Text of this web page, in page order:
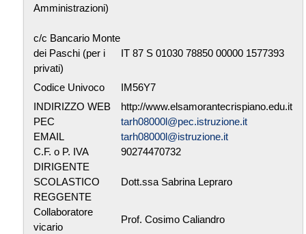
Amministrazioni)
c/c Bancario Monte
dei Paschi (per i
privati)
IT 87 S 01030 78850 00000 1577393
Codice Univoco
IM56Y7
INDIRIZZO WEB
http://www.elsamorantecrispiano.edu.it
PEC
tarh08000l@pec.istruzione.it
EMAIL
tarh08000l@istruzione.it
C.F. o P. IVA
90274470732
DIRIGENTE
SCOLASTICO
REGGENTE
Dott.ssa Sabrina Lepraro
Collaboratore
vicario
Prof. Cosimo Caliandro